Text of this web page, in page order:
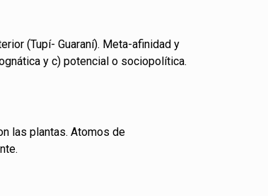
(Tupí- Guaraní). Meta-afinidad y
y c) potencial o sociopolítica.
las plantas. Atomos de